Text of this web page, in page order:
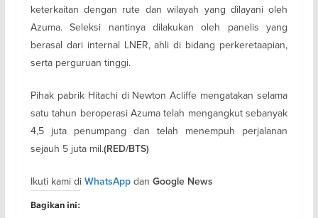
keterkaitan dengan rute dan wilayah yang dilayani oleh
Azuma. Seleksi nantinya dilakukan oleh panelis yang
berasal dari internal LNER, ahli di bidang perkeretaapian,
serta perguruan tinggi.
Pihak pabrik Hitachi di Newton Acliffe mengatakan selama
satu tahun beroperasi Azuma telah mengangkut sebanyak
4,5 juta penumpang dan telah menempuh perjalanan
sejauh 5 juta mil.(RED/BTS)
Ikuti kami di WhatsAppdan Google News
Bagikan ini: